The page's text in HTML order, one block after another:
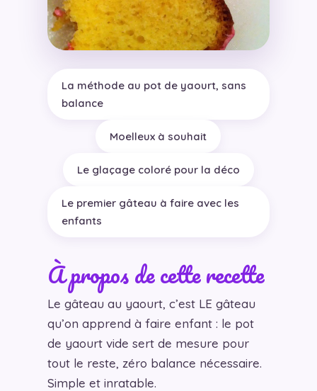
La méthode au pot de yaourt, sans
balance
Moelleux à souhait
Le glaçage coloré pour la déco
Le premier gâteau à faire avec les
enfants
À propos de cette recette
Le gâteau au yaourt, c’est LE gâteau
qu’on apprend à faire enfant : le pot
de yaourt vide sert de mesure pour
tout le reste, zéro balance nécessaire.
Simple et inratable.